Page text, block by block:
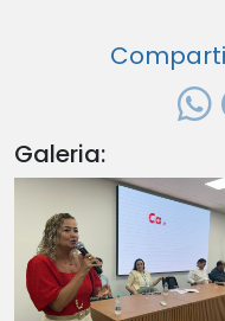
Galeria: